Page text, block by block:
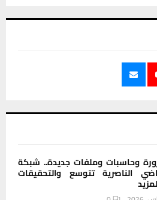
وحاسبات وملفات جديدة.. شبكة
الناصرية تتوسع والتحقيقات